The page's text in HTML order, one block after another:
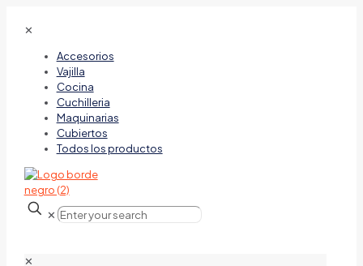
✕
Accesorios
Vajilla
Cocina
Cuchilleria
Maquinarias
Cubiertos
Todos los productos
✕
✕